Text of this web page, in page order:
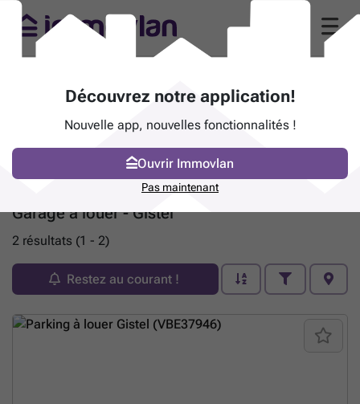
Garage à louer - Gistel
2 résultats (1 - 2)
Restez au courant !
Découvrez notre application!
Nouvelle app, nouvelles fonctionnalités !
Ouvrir Immovlan
Pas maintenant